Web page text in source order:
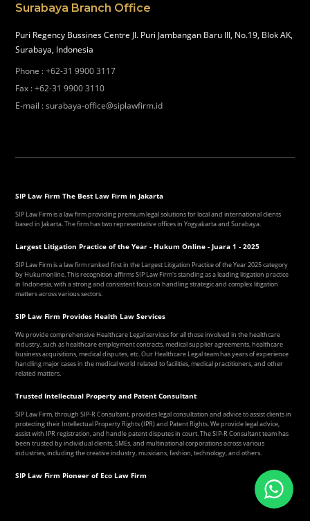
Surabaya Branch Office
Puri Regency Bussines Centre Jl. Puri Jambangan Baru III, No.19, Blok AK,
Surabaya, Indonesia
Phone :+62-31 9900 3117
Fax :+62-31 9900 3110
E-mail :surabaya-office@siplawfirm.id
SIP Law Firm The Best Law Firm in Jakarta
SIP Law Firm is a law firm providing premium legal solutions for local and international clients
based in Jakarta. The firm has two representative offices in Yogyakarta and Surabaya.
Largest Litigation Practice of the Year - Hukum Online - Juara 1 - 2025
SIP Law Firm is a law firm ranked first in the Largest Litigation Practice of the Year 2025 category
by Hukumonline. This recognition affirms SIP Law Firm's standing as a leading litigation practice
in Indonesia, with a strong and consistent focus on handling strategic and complex litigation
matters across various sectors.
SIP Law Firm Provides Health Law Services
We provide comprehensive Healthcare Legal services for all those involved in the healthcare
industry, such as healthcare employment contracts, medical supplier agreements, healthcare
business acquisitions, medical disputes, etc. Our Healthcare Legal team has years of experience
handling major cases in the medical world related to facilities, medical practitioners, and other
related matters.
Trusted Intellectual Property and Patent Consultant
SIP Law Firm, through SIP-R Consultant, provides legal consultation and advice to assist clients in
protecting their Intellectual Property Rights (IPR) and Patent Rights. We provide legal advice,
assist with IPR registration, and handle patent disputes in court. The SIP-R Consultant team has
been trusted by individual clients, SMEs, and multinational corporations across various
industries, including the creative industry, musicians, fashion, technology, and others.
SIP Law Firm Pioneer of Eco Law Firm